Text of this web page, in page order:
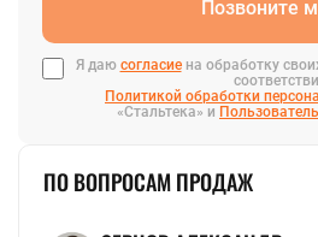
Позвоните
Я даю согласиена обработку
Политикой обработки
«Стальтека» и
ПО ВОПРОСАМ ПРОДАЖ